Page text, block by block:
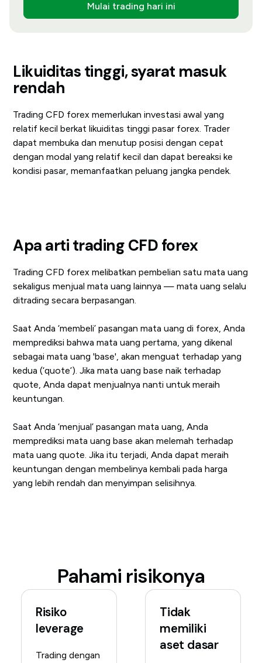
Mulai trading hari ini
Likuiditas tinggi, syarat masuk
rendah
Trading CFD forex memerlukan investasi awal yang
relatif kecil berkat likuiditas tinggi pasar forex. Trader
dapat membuka dan menutup posisi dengan cepat
dengan modal yang relatif kecil dan dapat bereaksi ke
kondisi pasar, memanfaatkan peluang jangka pendek.
Apa arti trading CFD forex
Trading CFD forex melibatkan pembelian satu mata uang
sekaligus menjual mata uang lainnya — mata uang selalu
ditrading secara berpasangan.
Saat Anda ‘membeli’ pasangan mata uang di forex, Anda
memprediksi bahwa mata uang pertama, yang dikenal
sebagai mata uang 'base', akan menguat terhadap yang
kedua (‘quote’). Jika mata uang base naik terhadap
quote, Anda dapat menjualnya nanti untuk meraih
keuntungan.
Saat Anda ‘menjual’ pasangan mata uang, Anda
memprediksi mata uang base akan melemah terhadap
mata uang quote. Jika itu terjadi, Anda dapat meraih
keuntungan dengan membelinya kembali pada harga
yang lebih rendah dan menyimpan selisihnya.
Pahami risikonya
Risiko
leverage
Trading dengan
Tidak
memiliki
aset dasar